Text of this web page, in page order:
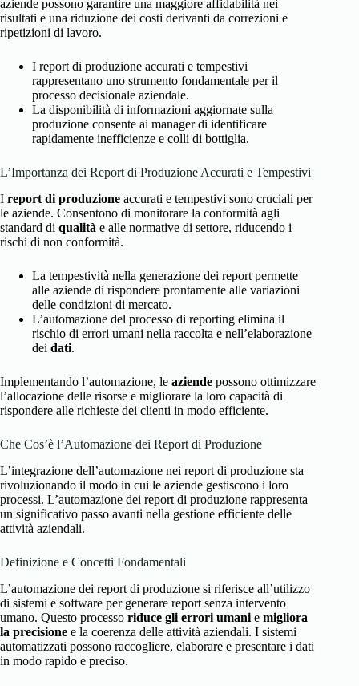
aziende possono garantire una maggiore affidabilità nei
risultati e una riduzione dei costi derivanti da correzioni e
ripetizioni di lavoro.
I report di produzione accurati e tempestivi
rappresentano uno strumento fondamentale per il
processo decisionale aziendale.
La disponibilità di informazioni aggiornate sulla
produzione consente ai manager di identificare
rapidamente inefficienze e colli di bottiglia.
L’Importanza dei Report di Produzione Accurati e Tempestivi
I report di produzione accurati e tempestivi sono cruciali per
le aziende. Consentono di monitorare la conformità agli
standard di qualità e alle normative di settore, riducendo i
rischi di non conformità.
La tempestività nella generazione dei report permette
alle aziende di rispondere prontamente alle variazioni
delle condizioni di mercato.
L’automazione del processo di reporting elimina il
rischio di errori umani nella raccolta e nell’elaborazione
dei dati.
Implementando l’automazione, le aziende possono ottimizzare
l’allocazione delle risorse e migliorare la loro capacità di
rispondere alle richieste dei clienti in modo efficiente.
Che Cos’è l’Automazione dei Report di Produzione
L’integrazione dell’automazione nei report di produzione sta
rivoluzionando il modo in cui le aziende gestiscono i loro
processi. L’automazione dei report di produzione rappresenta
un significativo passo avanti nella gestione efficiente delle
attività aziendali.
Definizione e Concetti Fondamentali
L’automazione dei report di produzione si riferisce all’utilizzo
di sistemi e software per generare report senza intervento
umano. Questo processo riduce gli errori umani e migliora
la precisione e la coerenza delle attività aziendali. I sistemi
automatizzati possono raccogliere, elaborare e presentare i dati
in modo rapido e preciso.